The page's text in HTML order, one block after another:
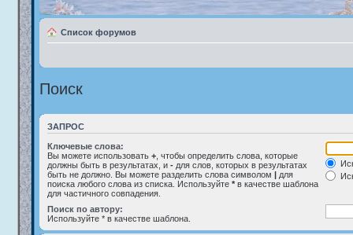
Список форумов
Поиск
ЗАПРОС
Ключевые слова:
Вы можете использовать +, чтобы определить слова, которые
должны быть в результатах, и -для слов, которых в результатах
быть не должно. Вы можете разделить слова символом |для
поиска любого слова из списка. Используйте *в качестве шаблона
для частичного совпадения.
Поиск по автору:
Используйте * в качестве шаблона.